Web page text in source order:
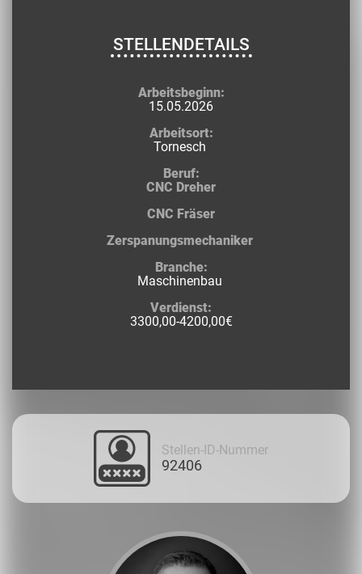
STELLENDETAILS
Arbeitsbeginn:
15.05.2026
Arbeitsort:
Tornesch
Beruf:
CNC Dreher
CNC Fräser
Zerspanungsmechaniker
Branche:
Maschinenbau
Verdienst:
3300,00-4200,00€
Stellen-ID-Nummer
92406